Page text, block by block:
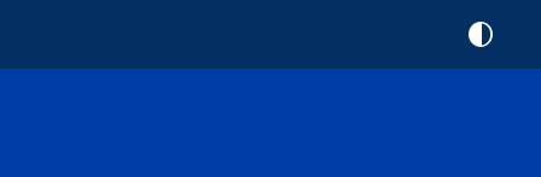
contrast